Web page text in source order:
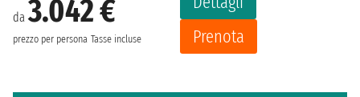
da3.042 €
prezzo per persona Tasse incluse
Prenota